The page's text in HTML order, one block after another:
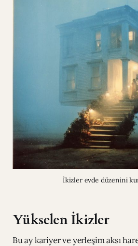
İkizler evde düzenini
Yükselen İkizler
Bu ay kariyer ve yerleşim aksı